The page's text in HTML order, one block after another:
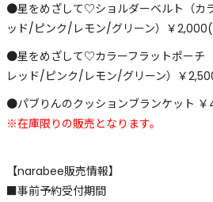
●星をめざして♡ショルダーベルト（カ
ッド/ピンク/レモン/グリーン）￥
●星をめざして♡カラーフラットポーチ
レッド/ピンク/レモン/グリーン）￥
●パブりんのクッションブランケット
※在庫限りの販売となります。
【narabee販売情報】
■事前予約受付期間